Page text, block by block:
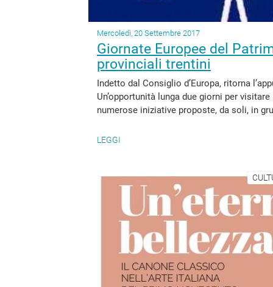
Mercoledì, 20 Settembre 2017
Giornate Europee del
provinciali trentini
Indetto dal Consiglio d’Europa, ritorna
Un’opportunità lunga due giorni per
numerose iniziative proposte, da soli, in
LEGGI